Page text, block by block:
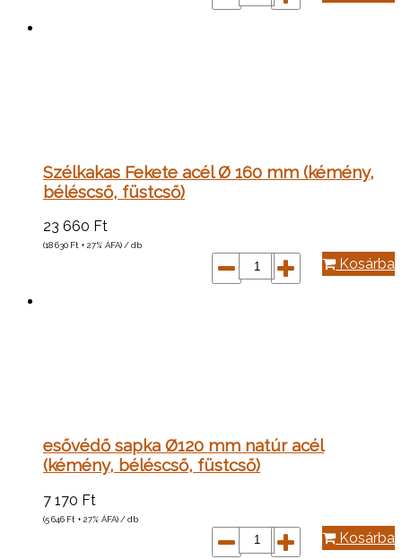
Szélkakas Fekete acél Ø 160 mm (kémény,
béléscső, füstcső)
23 660 Ft
(18 630 Ft + 27% ÁFA) / db
Kosárba
esővédő sapka Ø120 mm natúr acél
(kémény, béléscső, füstcső)
7 170 Ft
(5 646 Ft + 27% ÁFA) / db
Kosárba